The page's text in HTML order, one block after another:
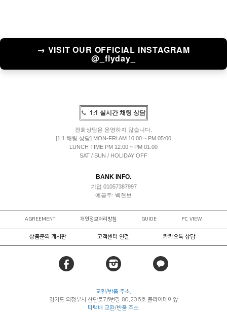
→ VISIT OUR OFFICIAL INSTAGRAM
@_flyday_
1:1 실시간 채팅 상담
전화상담은 운영하지 않습니다.
[1:1 채팅 상담] MON-FRI AM 10:00 ~ PM 05:00
LUNCH TIME PM 12:00 ~ PM 01:00
SAT / SUN / HOLIDAY OFF
BANK INFO.
기업 01057387997
예금주: 백현보
AGREEMENT 개인정보처리방침 GUIDE PC VIEW
상품문의 게시판 고객센터 연결 카카오톡 상담
교환/반품 주소.
경기도 의정부시 산단로76번길 80,206호 플라이데이앞
타택배 교환/반품 주소.